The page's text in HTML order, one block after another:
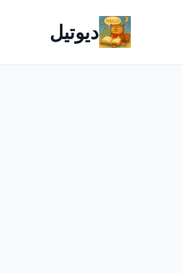
ديوتيل